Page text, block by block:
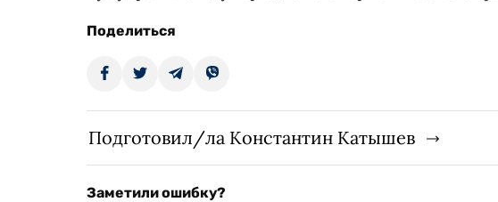
Поделиться
Подготовил/ла Константин Катышев
Заметили ошибку?